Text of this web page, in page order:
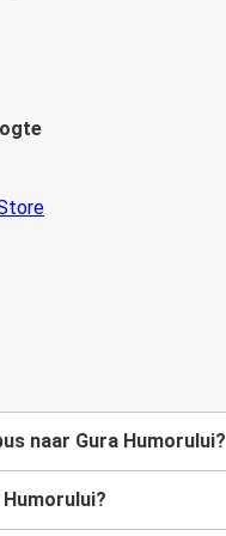
naar Gura Humorului?